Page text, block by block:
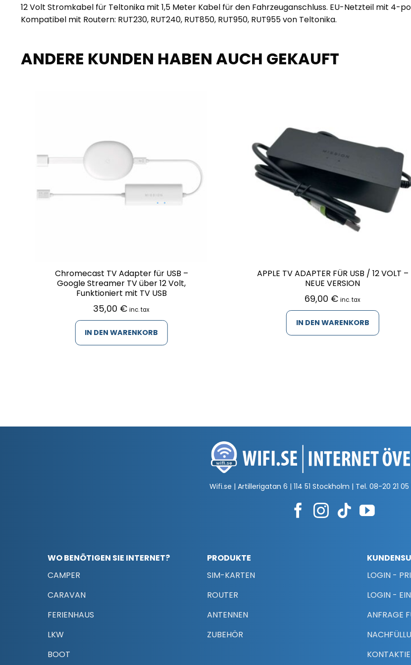
12 Volt Stromkabel für Teltonika mit 1,5 Meter Kabel für den Fahrzeuganschluss. EU-Netzteil mit 4-
Kompatibel mit Routern: RUT230, RUT240, RUT850, RUT950, RUT955 von Teltonika.
ANDERE KUNDEN HABEN AUCH GEKAUFT
Chromecast TV Adapter für USB –
Google Streamer TV über 12 Volt,
Funktioniert mit TV USB
35,00 € inc. tax
IN DEN WARENKORB
APPLE TV ADAPTER FÜR USB / 12 VOLT –
NEUE VERSION
69,00 € inc. tax
IN DEN WARENKORB
Wifi.se | Artillerigatan 6 | 114 51 Stockholm | Tel. 08-20 21 05
WO BENÖTIGEN SIE INTERNET?
CAMPER
CARAVAN
FERIENHAUS
LKW
BOOT
PRODUKTE
SIM-KARTEN
ROUTER
ANTENNEN
ZUBEHÖR
LOGIN -
LOGIN -
ANFRAGE